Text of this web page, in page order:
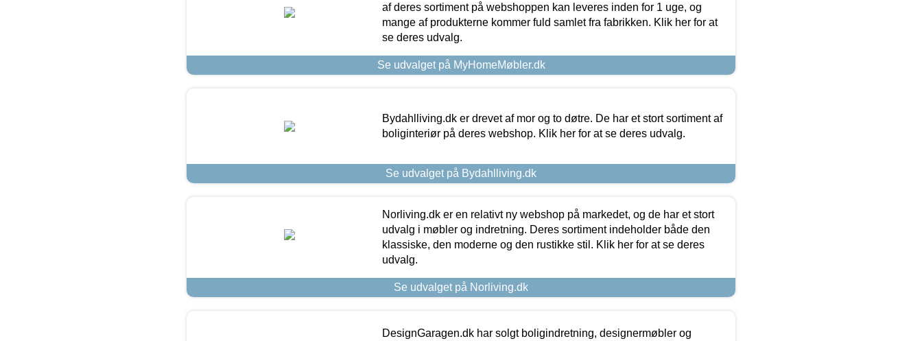
af deres sortiment på webshoppen kan leveres inden for 1 uge, og
mange af produkterne kommer fuld samlet fra fabrikken. Klik her for at
se deres udvalg.
Se udvalget på MyHomeMøbler.dk
Bydahlliving.dk er drevet af mor og to døtre. De har et stort sortiment af
boliginteriør på deres webshop. Klik her for at se deres udvalg.
Se udvalget på Bydahlliving.dk
Norliving.dk er en relativt ny webshop på markedet, og de har et stort
udvalg i møbler og indretning. Deres sortiment indeholder både den
klassiske, den moderne og den rustikke stil. Klik her for at se deres
udvalg.
Se udvalget på Norliving.dk
DesignGaragen.dk har solgt boligindretning, designermøbler og